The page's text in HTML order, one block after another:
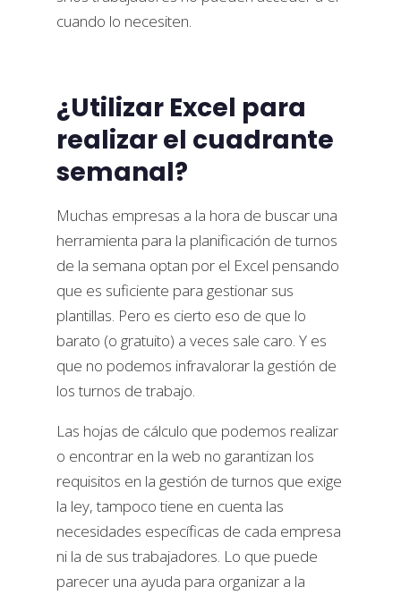
cuando lo necesiten.
¿Utilizar Excel para
realizar el cuadrante
semanal?
Muchas empresas a la hora de buscar una
herramienta para la planificación de turnos
de la semana optan por el Excel pensando
que es suficiente para gestionar sus
plantillas. Pero es cierto eso de que lo
barato (o gratuito) a veces sale caro. Y es
que no podemos infravalorar la gestión de
los turnos de trabajo.
Las hojas de cálculo que podemos realizar
o encontrar en la web no garantizan los
requisitos en la gestión de turnos que exige
la ley, tampoco tiene en cuenta las
necesidades específicas de cada empresa
ni la de sus trabajadores. Lo que puede
parecer una ayuda para organizar a la